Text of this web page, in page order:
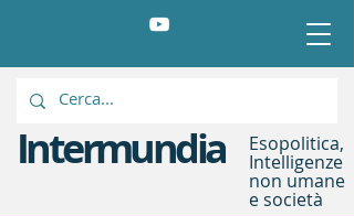
Intermundia Esopolitica,
Intelligenze
non umane
e società